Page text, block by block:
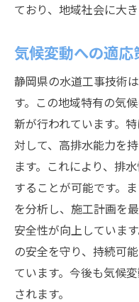
ており、地域社会に大
気候変動への適応
静岡県の水道工事技術
す。この地域特有の気
新が行われています。
対して、高排水能力を
ます。これにより、排
することが可能です。
を分析し、施工計画を
安全性が向上していま
の安全を守り、持続可
ています。今後も気候
されます。